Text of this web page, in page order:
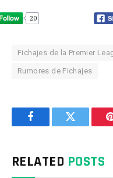
20
Fichajes de la Premier
Rumores de Fichajes
FacebookTwitter
RELATED POSTS